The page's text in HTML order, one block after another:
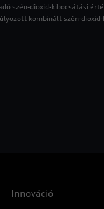
szén-dioxid-kibocsátási
kombinált szén-
Innováció